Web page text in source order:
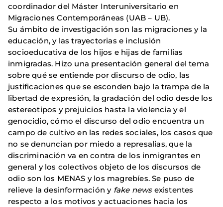
coordinador del Máster Interuniversitario en
Migraciones Contemporáneas (UAB – UB).
Su ámbito de investigación son las migraciones y la
educación, y las trayectorias e inclusión
socioeducativa de los hijos e hijas de familias
inmigradas. Hizo una presentación general del tema
sobre qué se entiende por discurso de odio, las
justificaciones que se esconden bajo la trampa de la
libertad de expresión, la gradación del odio desde los
estereotipos y prejuicios hasta la violencia y el
genocidio, cómo el discurso del odio encuentra un
campo de cultivo en las redes sociales, los casos que
no se denuncian por miedo a represalias, que la
discriminación va en contra de los inmigrantes en
general y los colectivos objeto de los discursos de
odio son los MENAS y los magrebíes. Se puso de
relieve la desinformación y fake news existentes
respecto a los motivos y actuaciones hacia los